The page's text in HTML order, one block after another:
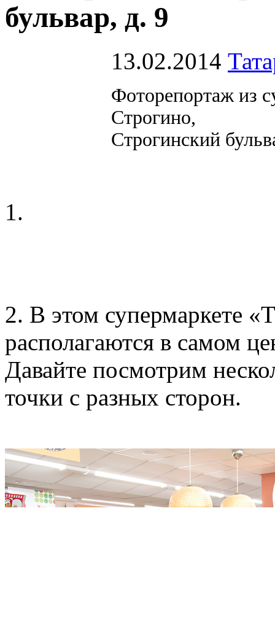
бульвар, д. 9
13.02.2014
Фоторепортаж из
Строгино,
Строгинский
1.
2. В этом супермаркете
располагаются в самом
Давайте посмотрим
точки с разных сторон.